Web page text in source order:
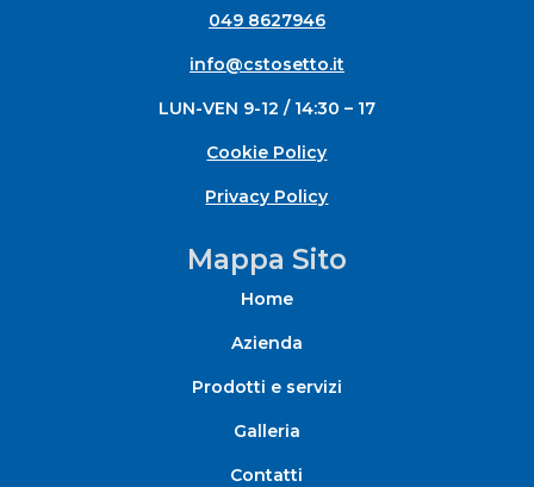
049 8627946
info@cstosetto.it
LUN-VEN 9-12 / 14:30 – 17
Cookie Policy
Privacy Policy
Mappa Sito
Home
Azienda
Prodotti e servizi
Galleria
Contatti